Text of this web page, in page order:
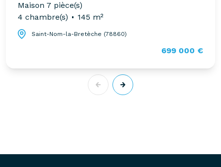
Maison 7 pièce(s)
4 chambre(s)
145 m²
Saint-Nom-la-Bretèche (78860)
699 000 €